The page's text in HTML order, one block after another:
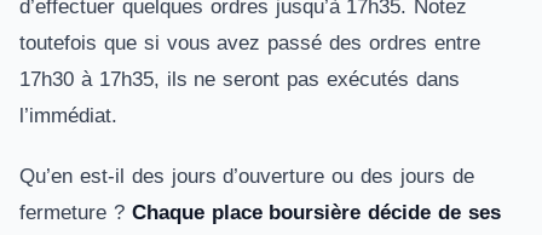
d’effectuer quelques ordres jusqu’à 17h35. Notez
toutefois que si vous avez passé des ordres entre
17h30 à 17h35, ils ne seront pas exécutés dans
l’immédiat.
Qu’en est-il des jours d’ouverture ou des jours de
fermeture ? Chaque place boursière décide de ses